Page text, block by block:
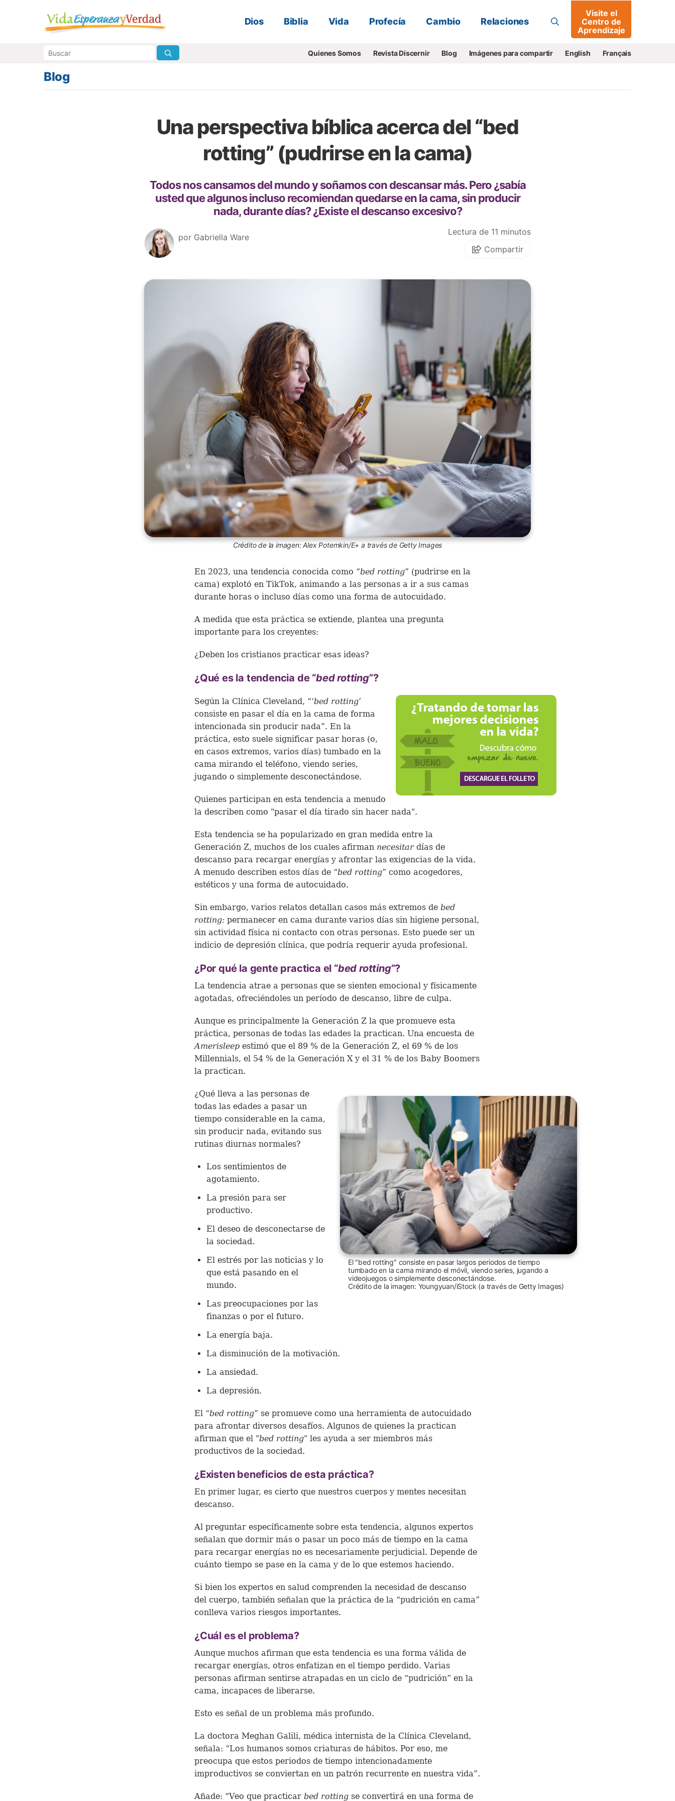
Buscar
Dios Biblia Vida Profecía Cambio Relaciones
Visite el
Centro de
Aprendizaje
Quienes Somos Revista Discernir Blog Imágenes para compartir English Français
Blog
Una perspectiva bíblica acerca del “bed
rotting” (pudrirse en la cama)
Todos nos cansamos del mundo y soñamos con descansar más. Pero ¿sabía
usted que algunos incluso recomiendan quedarse en la cama, sin producir
nada, durante días? ¿Existe el descanso excesivo?
por Gabriella Ware
Lectura de 11 minutos
Compartir
Crédito de la imagen: Alex Potemkin/E+ a través de Getty Images
En 2023, una tendencia conocida como “bed rotting” (pudrirse en la
cama) explotó en TikTok, animando a las personas a ir a sus camas
durante horas o incluso días como una forma de autocuidado.
A medida que esta práctica se extiende, plantea una pregunta
importante para los creyentes:
¿Deben los cristianos practicar esas ideas?
¿Qué es la tendencia de “bed rotting”?
Según la Clínica Cleveland, “‘bed rotting’
consiste en pasar el día en la cama de forma
intencionada sin producir nada”. En la
práctica, esto suele significar pasar horas (o,
en casos extremos, varios días) tumbado en la
cama mirando el teléfono, viendo series,
jugando o simplemente desconectándose.
Quienes participan en esta tendencia a menudo
la describen como "pasar el día tirado sin hacer nada".
Esta tendencia se ha popularizado en gran medida entre la
Generación Z, muchos de los cuales afirman necesitardías de
descanso para recargar energías y afrontar las exigencias de la vida.
A menudo describen estos días de “bed rotting” como acogedores,
estéticos y una forma de autocuidado.
Sin embargo, varios relatos detallan casos más extremos de bed
rotting: permanecer en cama durante varios días sin higiene personal,
sin actividad física ni contacto con otras personas. Esto puede ser un
indicio de depresión clínica, que podría requerir ayuda profesional.
¿Por qué la gente practica el “bed rotting”?
La tendencia atrae a personas que se sienten emocional y físicamente
agotadas, ofreciéndoles un período de descanso, libre de culpa.
Aunque es principalmente la Generación Z la que promueve esta
práctica, personas de todas las edades la practican. Una encuesta de
Amerisleep estimó que el 89 % de la Generación Z, el 69 % de los
Millennials, el 54 % de la Generación X y el 31 % de los Baby Boomers
la practican.
El "bed rotting" consiste en pasar largos periodos de tiempo
tumbado en la cama mirando el móvil, viendo series, jugando a
videojuegos o simplemente desconectándose.
Crédito de la imagen: Youngyuan/iStock (a través de Getty Images)
¿Qué lleva a las personas de
todas las edades a pasar un
tiempo considerable en la cama,
sin producir nada, evitando sus
rutinas diurnas normales?
Los sentimientos de
agotamiento.
La presión para ser
productivo.
El deseo de desconectarse de
la sociedad.
El estrés por las noticias y lo
que está pasando en el
mundo.
Las preocupaciones por las
finanzas o por el futuro.
La energía baja.
La disminución de la motivación.
La ansiedad.
La depresión.
El “bed rotting” se promueve como una herramienta de autocuidado
para afrontar diversos desafíos. Algunos de quienes la practican
afirman que el "bed rotting" les ayuda a ser miembros más
productivos de la sociedad.
¿Existen beneficios de esta práctica?
En primer lugar, es cierto que nuestros cuerpos y mentes necesitan
descanso.
Al preguntar específicamente sobre esta tendencia, algunos expertos
señalan que dormir más o pasar un poco más de tiempo en la cama
para recargar energías no es necesariamente perjudicial. Depende de
cuánto tiempo se pase en la cama y de lo que estemos haciendo.
Si bien los expertos en salud comprenden la necesidad de descanso
del cuerpo, también señalan que la práctica de la “pudrición en cama”
conlleva varios riesgos importantes.
¿Cuál es el problema?
Aunque muchos afirman que esta tendencia es una forma válida de
recargar energías, otros enfatizan en el tiempo perdido. Varias
personas afirman sentirse atrapadas en un ciclo de “pudrición” en la
cama, incapaces de liberarse.
Esto es señal de un problema más profundo.
La doctora Meghan Galili, médica internista de la Clínica Cleveland,
señala: “Los humanos somos criaturas de hábitos. Por eso, me
preocupa que estos periodos de tiempo intencionadamente
improductivos se conviertan en un patrón recurrente en nuestra vida”.
Añade: “Veo que practicar bed rotting se convertirá en una forma de